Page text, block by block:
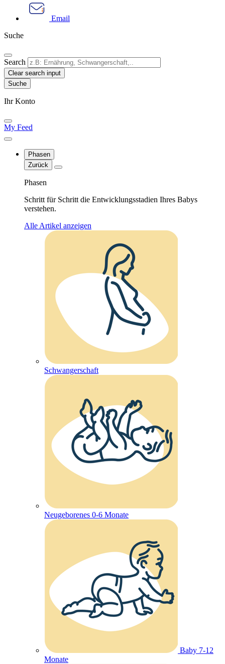
Email
Suche
Search
Clear search input
Ihr Konto​
My Feed
Phasen
Zurück
Phasen
Schritt für Schritt die Entwicklungsstadien Ihres Babys
verstehen.
Alle Artikel anzeigen
Schwangerschaft
Neugeborenes 0-6 Monate
Baby 7-12
Monate